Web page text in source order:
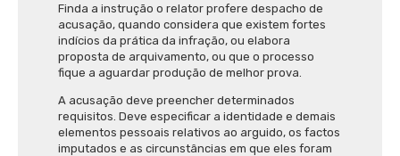
Finda a instrução o relator profere despacho de
acusação, quando considera que existem fortes
indícios da prática da infração, ou elabora
proposta de arquivamento, ou que o processo
fique a aguardar produção de melhor prova.
A acusação deve preencher determinados
requisitos. Deve especificar a identidade e demais
elementos pessoais relativos ao arguido, os factos
imputados e as circunstâncias em que eles foram